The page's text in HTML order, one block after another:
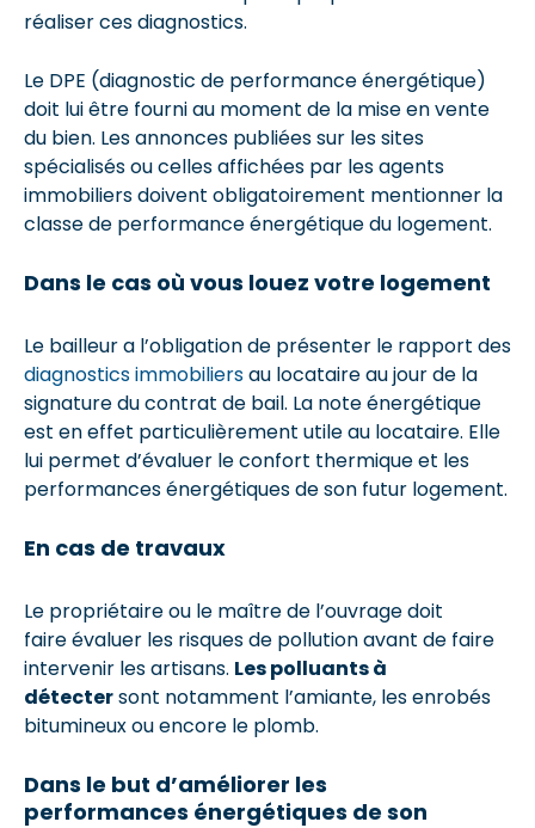
réaliser ces diagnostics.
Le DPE (diagnostic de performance énergétique)
doit lui être fourni au moment de la mise en vente
du bien. Les annonces publiées sur les sites
spécialisés ou celles affichées par les agents
immobiliers doivent obligatoirement mentionner la
classe de performance énergétique du logement.
Dans le cas où vous louez votre logement
Le bailleur a l’obligation de présenter le rapport des
diagnostics immobiliersau locataire au jour de la
signature du contrat de bail. La note énergétique
est en effet particulièrement utile au locataire. Elle
lui permet d’évaluer le confort thermique et les
performances énergétiques de son futur logement.
En cas de travaux
Le propriétaire ou le maître de l’ouvrage doit
faire évaluer les risques de pollution avant de faire
intervenir les artisans. Les polluants à
détectersont notamment l’amiante, les enrobés
bitumineux ou encore le plomb.
Dans le but d’améliorer les
performances énergétiques de son